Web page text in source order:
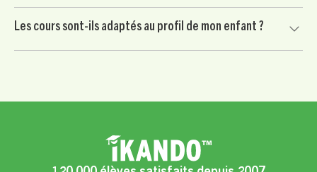
conditions applicables.
engagement. Vous continuez uniquement si le professeur
convient à votre enfant et si l’accompagnement vous
Les cours sont-ils adaptés au profil de mon enfant ?